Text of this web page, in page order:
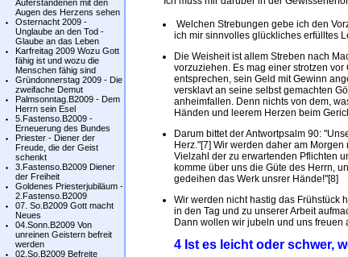
Auferstandenen mit den
Augen des Herzens sehen
Osternacht 2009 -
Unglaube an den Tod -
Glaube an das Leben
Karfreitag 2009 Wozu Gott
fähig ist und wozu die
Menschen fähig sind
Gründonnerstag 2009 - Die
zweifache Demut
Palmsonntag.B2009 - Dem
Herrn sein Esel
5.Fastenso.B2009 -
Erneuerung des Bundes
Priester - Diener der
Freude, die der Geist
schenkt
3.Fastenso.B2009 Diener
der Freiheit
Goldenes Priesterjubiläum -
2.Fastenso.B2009
07. So.B2009 Gott macht
Neues
04.Sonn.B2009 Von
unreinen Geistern befreit
werden
02.So.B2009 Befreite
Welchen Strebungen gebe ich den
ich mir sinnvolles glückliches erfülltes
Die Weisheit ist allem Streben nach
vorzuziehen. Es mag einer strotzen
entsprechen, sein Geld mit Gewinn
versklavt an seine selbst gemachten
anheimfallen. Denn nichts von dem,
Händen und leerem Herzen beim
Darum bittet der Antwortpsalm 90:
Herz."[7] Wir werden daher am
Vielzahl der zu erwartenden Pflichten
komme über uns die Güte des Herrn,
gedeihen das Werk unsrer Hände!"[8]
Wir werden nicht hastig das Frühstück
in den Tag und zu unserer Arbeit
Dann wollen wir jubeln und uns freuen
4 Ist es leicht oder